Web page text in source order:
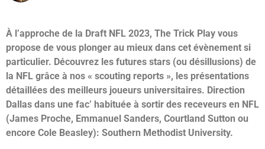
À l’approche de la Draft NFL 2023, The Trick Play vous
propose de vous plonger au mieux dans cet évènement si
particulier. Découvrez les futures stars (ou désillusions) de
la NFL grâce à nos « scouting reports », les présentations
détaillées des meilleurs joueurs universitaires. Direction
Dallas dans une fac’ habituée à sortir des receveurs en NFL
(James Proche, Emmanuel Sanders, Courtland Sutton ou
encore Cole Beasley): Southern Methodist University.